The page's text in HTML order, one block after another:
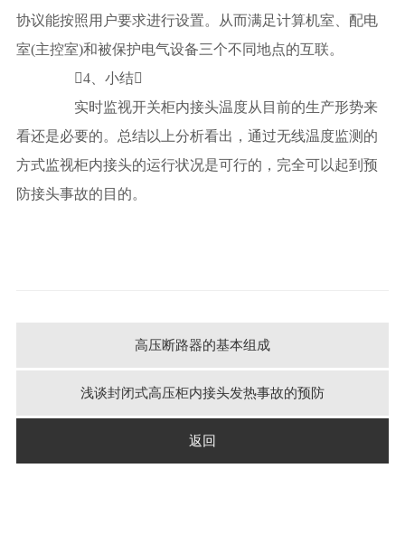
协议能按照用户要求进行设置。从而满足计算机室、配电
室(主控室)和被保护电气设备三个不同地点的互联。
4、小结
实时监视开关柜内接头温度从目前的生产形势来
看还是必要的。总结以上分析看出，通过无线温度监测的
方式监视柜内接头的运行状况是可行的，完全可以起到预
防接头事故的目的。
高压断路器的基本组成
浅谈封闭式高压柜内接头发热事故的预防
返回